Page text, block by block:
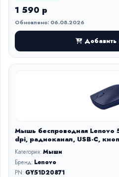
1 590 р
Обновлено: 06.08.2026
Добавить
Мышь беспроводная Lenovo
dpi, радиоканал, USB-C,
Категория:Мыши
Бренд: Lenovo
PN: GY51D20871